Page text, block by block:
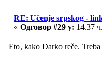
RE: Učenje srpskog -
« Одговор #29 у: 14.37
Eto, kako Darko reče.